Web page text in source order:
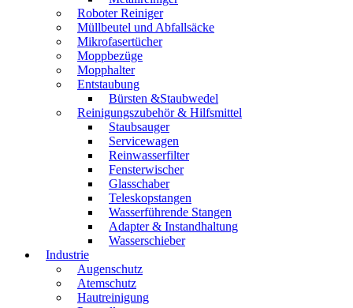
Roboter Reiniger
Müllbeutel und Abfallsäcke
Mikrofasertücher
Moppbezüge
Mopphalter
Entstaubung
Bürsten &Staubwedel
Reinigungszubehör & Hilfsmittel
Staubsauger
Servicewagen
Reinwasserfilter
Fensterwischer
Glasschaber
Teleskopstangen
Wasserführende Stangen
Adapter & Instandhaltung
Wasserschieber
Industrie
Augenschutz
Atemschutz
Hautreinigung